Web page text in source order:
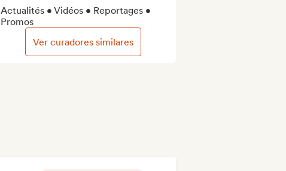
Actualités • Vidéos • Reportages •
Promos
Ver curadores similares